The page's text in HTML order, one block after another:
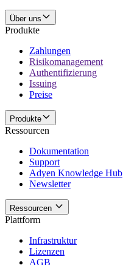
Über uns
Produkte
Zahlungen
Risikomanagement
Authentifizierung
Issuing
Preise
Produkte
Ressourcen
Dokumentation
Support
Adyen Knowledge Hub
Newsletter
Ressourcen
Plattform
Infrastruktur
Lizenzen
AGB